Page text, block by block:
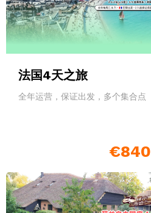
法国4天之旅
全年运营，保证出发，多个集合点
€840